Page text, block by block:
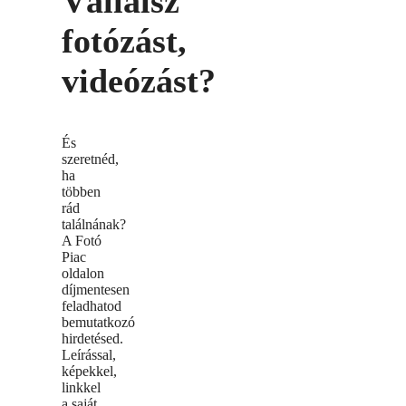
fotózást,
videózást?
És
szeretnéd,
ha
többen
rád
találnának?
A Fotó
Piac
oldalon
díjmentesen
feladhatod
bemutatkozó
hirdetésed.
Leírással,
képekkel,
linkkel